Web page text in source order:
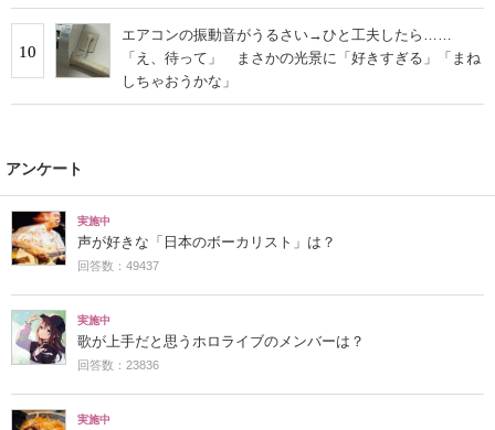
10
エアコンの振動音がうるさい→ひと工夫したら……
「え、待って」 まさかの光景に「好きすぎる」「まね
しちゃおうかな」
アンケート
実施中
声が好きな「日本のボーカリスト」は？
回答数：49437
実施中
歌が上手だと思うホロライブのメンバーは？
回答数：23836
実施中